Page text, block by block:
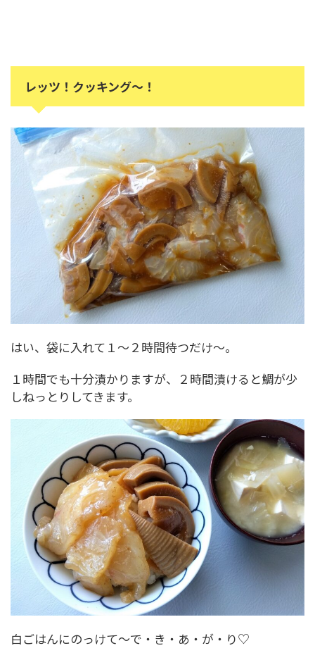
レッツ！クッキング～！
はい、袋に入れて１～２時間待つだけ～。
１時間でも十分漬かりますが、２時間漬けると鯛が少
しねっとりしてきます。
白ごはんにのっけて～で・き・あ・が・り♡